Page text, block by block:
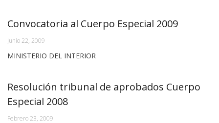
Convocatoria al Cuerpo Especial 2009
Junio 22, 2009
MINISTERIO DEL INTERIOR
Resolución tribunal de aprobados Cuerpo
Especial 2008
Febrero 23, 2009